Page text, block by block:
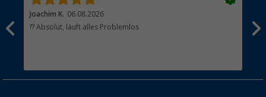
Joachim K. 06.08.2026
?? Absolut, läuft alles Problemlos